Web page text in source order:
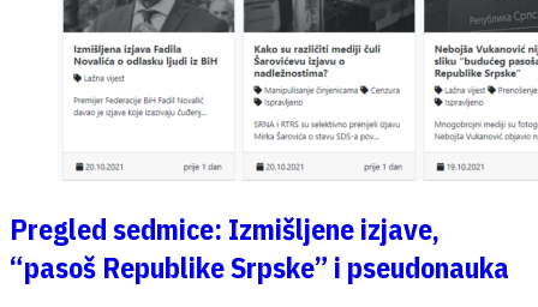
Pregled sedmice: Izmišljene izjave,
“pasoš Republike Srpske” i pseudonauka